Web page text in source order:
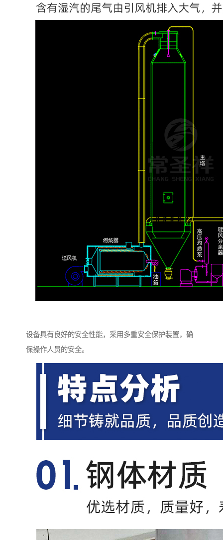
设备具有良好的安全性能，采用多重安全保护装置，确
保操作人员的安全。